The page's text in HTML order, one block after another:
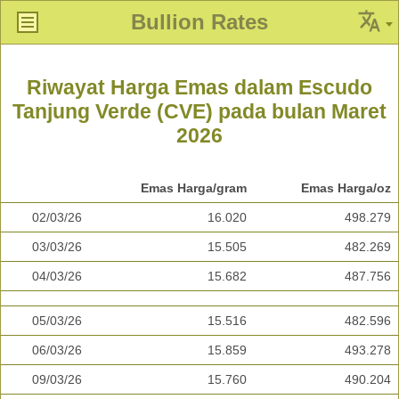
Bullion Rates
Riwayat Harga Emas dalam Escudo
Tanjung Verde (CVE) pada bulan Maret
2026
Emas Harga/gram Emas Harga/oz
02/03/26 16.020 498.279
03/03/26 15.505 482.269
04/03/26 15.682 487.756
05/03/26 15.516 482.596
06/03/26 15.859 493.278
09/03/26 15.760 490.204